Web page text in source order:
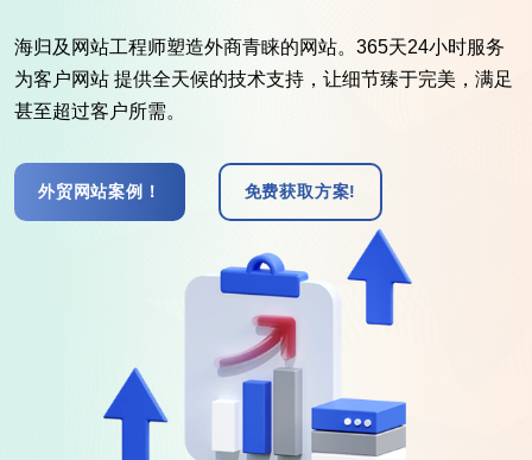
基于人工+AI的seo优化技术，为企业网站量身定制网站优化
方案，指定任意行业词、产品词、品牌词、竞品词、流量
词、长尾词轻松上首页！
想了解更多？ 我们的SEO服务!